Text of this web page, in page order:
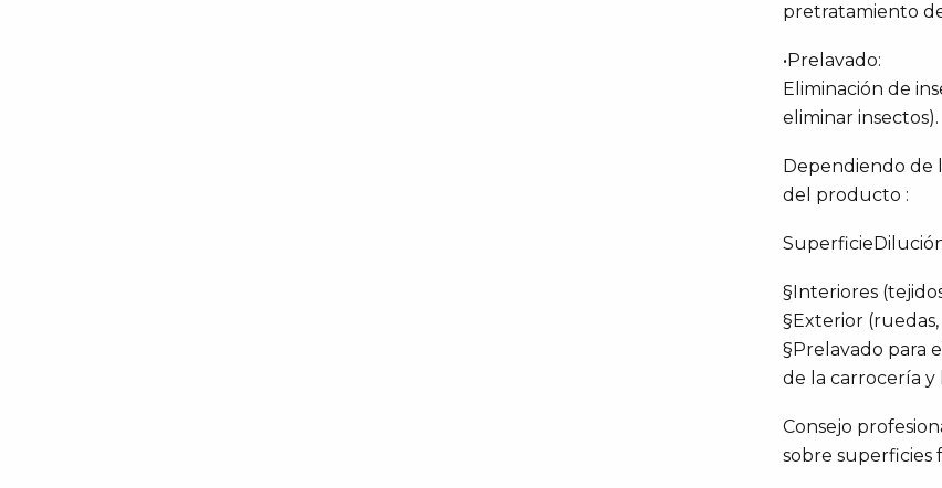
pretratamiento
•Prelavado:
Eliminación de
eliminar insectos).
Dependiendo de
del producto :
§Interiores
§Exterior
§Prelavado para
de la carrocería y
Consejo
sobre superficies